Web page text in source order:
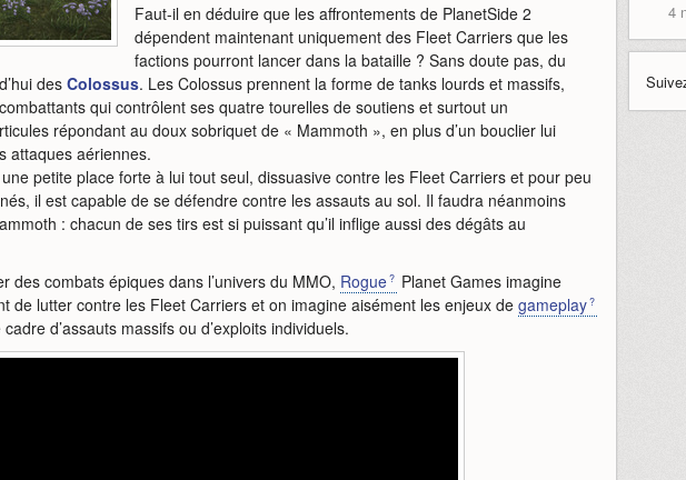
Faut-il en déduire que les affrontements de PlanetSide 2
dépendent maintenant uniquement des Fleet Carriers que les
factions pourront lancer dans la bataille ? Sans doute pas, du
des Colossus. Les Colossus prennent la forme de tanks lourds et massifs,
qui contrôlent ses quatre tourelles de soutiens et surtout un
répondant au doux sobriquet de « Mammoth », en plus d’un bouclier lui
attaques aériennes.
petite place forte à lui tout seul, dissuasive contre les Fleet Carriers et pour peu
il est capable de se défendre contre les assauts au sol. Il faudra néanmoins
: chacun de ses tirs est si puissant qu’il inflige aussi des dégâts au
des combats épiques dans l’univers du MMO, Rogue
Planet Games imagine
de lutter contre les Fleet Carriers et on imagine aisément les enjeux de gameplay
d’assauts massifs ou d’exploits individuels.
4